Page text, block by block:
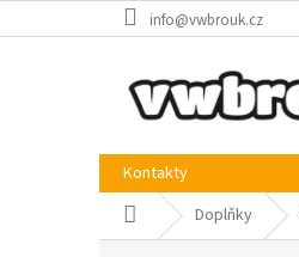
na
info@vwbrouk.cz
Kontakty
Domů Doplňky